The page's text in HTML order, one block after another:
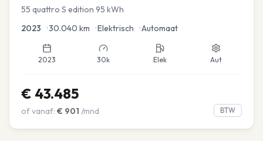
55 quattro S edition 95 kWh
2023 •30.040 km •Elektrisch •Automaat
2023 30k Elek Aut
€ 43.485
of vanaf: € 901 /mnd BTW